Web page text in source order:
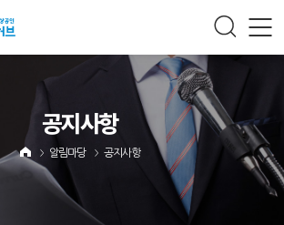
공지사항
알림마당 공지사항